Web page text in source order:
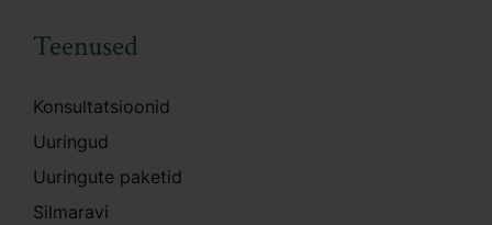
Teenused
Konsultatsioonid
Uuringud
Uuringute paketid
Silmaravi